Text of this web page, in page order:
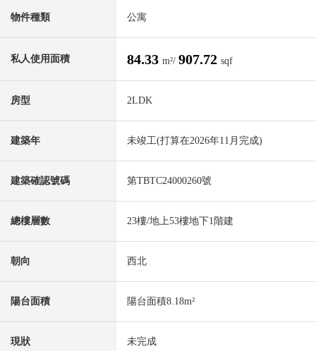
物件種類 公寓
私人使用面積 84.33 m²/ 907.72 sqf
房型 2LDK
建築年 未竣工(打算在2026年11月完成)
建築確認號碼 第TBTC24000260號
總樓層數 23樓/地上53樓地下1階建
朝向 西北
陽台面積 陽台面積8.18m²
現狀 未完成